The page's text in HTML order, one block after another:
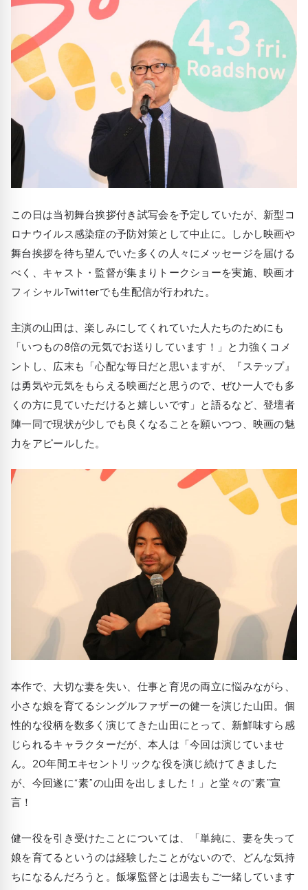
この日は当初舞台挨拶付き試写会を予定していたが、新型コ
ロナウイルス感染症の予防対策として中止に。しかし映画や
舞台挨拶を待ち望んでいた多くの人々にメッセージを届ける
べく、キャスト・監督が集まりトークショーを実施、映画オ
フィシャルTwitterでも生配信が行われた。
主演の山田は、楽しみにしてくれていた人たちのためにも
「いつもの8倍の元気でお送りしています！」と力強くコメ
ントし、広末も「心配な毎日だと思いますが、『ステップ』
は勇気や元気をもらえる映画だと思うので、ぜひ一人でも多
くの方に見ていただけると嬉しいです」と語るなど、登壇者
陣一同で現状が少しでも良くなることを願いつつ、映画の魅
力をアピールした。
本作で、大切な妻を失い、仕事と育児の両立に悩みながら、
小さな娘を育てるシングルファザーの健一を演じた山田。個
性的な役柄を数多く演じてきた山田にとって、新鮮味すら感
じられるキャラクターだが、本人は「今回は演じていませ
ん。20年間エキセントリックな役を演じ続けてきました
が、今回遂に“素”の山田を出しました！」と堂々の“素”宣
言！
健一役を引き受けたことについては、「単純に、妻を失って
娘を育てるというのは経験したことがないので、どんな気持
ちになるんだろうと。飯塚監督とは過去もご一緒しています